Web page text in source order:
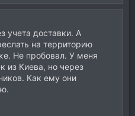
учета доставки. А
на территорию
Не пробовал. У меня
из Киева, но через
Как ему они